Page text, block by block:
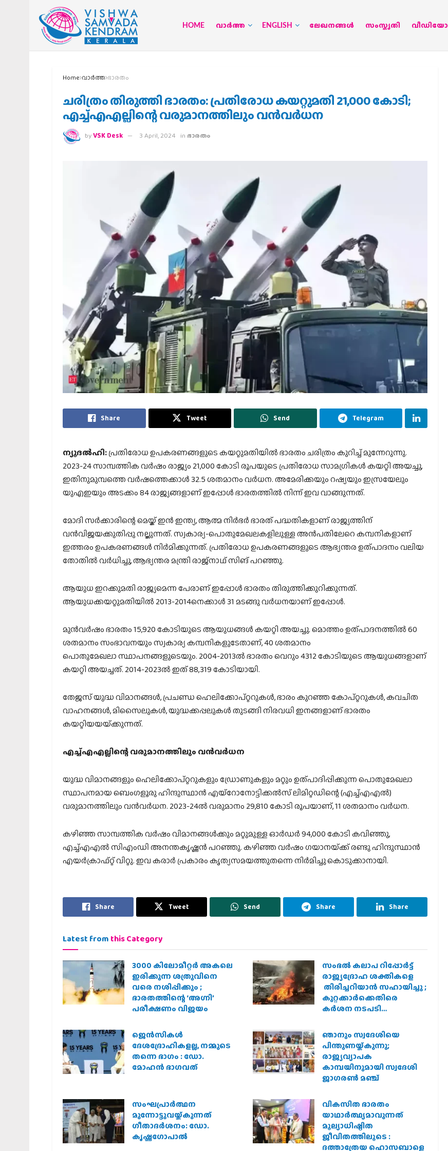
HOME വാര്‍ത്ത ENGLISH ലേഖനങ്ങള്‍ സംസ്കൃതി വീഡിയോ
Home വാര്‍ത്ത ഭാരതം
ചരിത്രം തിരുത്തി ഭാരതം: പ്രതിരോധ കയറ്റുമതി 21,000 കോടി;
എച്ച്എഎല്ലിന്റെ വരുമാനത്തിലും വന്‍വര്‍ധന
byVSK Desk 3 April, 2024 in ഭാരതം
Share Tweet Send Telegram
ന്യൂദല്‍ഹി:പ്രതിരോധ ഉപകരണങ്ങളുടെ കയറ്റുമതിയില്‍ ഭാരതം ചരിത്രം കുറിച്ച് മുന്നേറുന്നു.
2023-24 സാമ്പത്തിക വര്‍ഷം രാജ്യം 21,000 കോടി രൂപയുടെ പ്രതിരോധ സാമഗ്രികള്‍ കയറ്റി അയച്ചു,
ഇതിനുമുമ്പത്തെ വര്‍ഷത്തെക്കാള്‍ 32.5 ശതമാനം വര്‍ധന. അമേരിക്കയും റഷ്യയും ഇസ്രയേലും
യുഎഇയും അടക്കം 84 രാജ്യങ്ങളാണ് ഇപ്പോള്‍ ഭാരതത്തില്‍ നിന്ന് ഇവ വാങ്ങുന്നത്.
മോദി സര്‍ക്കാരിന്റെ മെയ്ക് ഇന്‍ ഇന്ത്യ, ആത്മ നിര്‍ഭര്‍ ഭാരത് പദ്ധതികളാണ് രാജ്യത്തിന്
വന്‍വിജയക്കുതിപ്പു നല്കുന്നത്. സ്വകാര്യ-പൊതുമേഖലകളിലുള്ള അന്‍പതിലേറെ കമ്പനികളാണ്
ഇത്തരം ഉപകരണങ്ങള്‍ നിര്‍മിക്കുന്നത്. പ്രതിരോധ ഉപകരണങ്ങളുടെ ആഭ്യന്തര ഉത്പാദനം വലിയ
തോതില്‍ വര്‍ധിച്ചു, ആഭ്യന്തര മന്ത്രി രാജ്നാഥ് സിങ് പറഞ്ഞു.
ആയുധ ഇറക്കുമതി രാജ്യമെന്ന പേരാണ് ഇപ്പോള്‍ ഭാരതം തിരുത്തിക്കുറിക്കുന്നത്.
ആയുധക്കയറ്റുമതിയില്‍ 2013-2014നെക്കാള്‍ 31 മടങ്ങു വര്‍ധനയാണ് ഇപ്പോള്‍.
മുന്‍വര്‍ഷം ഭാരതം 15,920 കോടിയുടെ ആയുധങ്ങള്‍ കയറ്റി അയച്ചു. മൊത്തം ഉത്പാദനത്തില്‍ 60
ശതമാനം സംഭാവനയും സ്വകാര്യ കമ്പനികളുടേതാണ്, 40 ശതമാനം
പൊതുമേഖലാ സ്ഥാപനങ്ങളുടെയും. 2004-2013ല്‍ ഭാരതം വെറും 4312 കോടിയുടെ ആയുധങ്ങളാണ്
കയറ്റി അയച്ചത്. 2014-2023ല്‍ ഇത് 88,319 കോടിയായി.
തേജസ് യുദ്ധ വിമാനങ്ങള്‍, പ്രചണ്ഡ ഹെലിക്കോപ്റ്ററുകള്‍, ഭാരം കുറഞ്ഞ കോപ്റ്ററുകള്‍, കവചിത
വാഹനങ്ങള്‍, മിസൈലുകള്‍, യുദ്ധക്കപ്പലുകള്‍ തുടങ്ങി നിരവധി ഇനങ്ങളാണ് ഭാരതം
കയറ്റിയയയ്‌ക്കുന്നത്.
എച്ച്എഎല്ലിന്റെ വരുമാനത്തിലും വന്‍വര്‍ധന
യുദ്ധ വിമാനങ്ങളും ഹെലിക്കോപ്റ്ററുകളും ഡ്രോണുകളും മറ്റും ഉത്പാദിപ്പിക്കുന്ന പൊതുമേഖലാ
സ്ഥാപനമായ ബെംഗളൂരു ഹിന്ദുസ്ഥാന്‍ എയ്റോനോട്ടിക്കല്‍സ് ലിമിറ്റഡിന്റെ (എച്ച്എഎല്‍)
വരുമാനത്തിലും വന്‍വര്‍ധന. 2023-24ല്‍ വരുമാനം 29,810 കോടി രൂപയാണ്, 11 ശതമാനം വര്‍ധന.
കഴിഞ്ഞ സാമ്പത്തിക വര്‍ഷം വിമാനങ്ങള്‍ക്കും മറ്റുമുള്ള ഓര്‍ഡര്‍ 94,000 കോടി കവിഞ്ഞു,
എച്ച്എഎല്‍ സിഎംഡി അനന്തകൃഷ്ണന്‍ പറഞ്ഞു. കഴിഞ്ഞ വര്‍ഷം ഗയാനയ്‌ക്ക് രണ്ടു ഹിന്ദുസ്ഥാന്‍
എയര്‍ക്രാഫ്റ്റ് വിറ്റു. ഇവ കരാര്‍ പ്രകാരം കൃത്യസമയത്തുതന്നെ നിര്‍മിച്ചു കൊടുക്കാനായി.
Share Tweet Send Share Share
Latest from this Category
3000 കിലോമീറ്റർ അകലെ
ഇരിക്കുന്ന ശത്രുവിനെ
വരെ നശിപ്പിക്കും ;
ഭാരതത്തിന്റെ ‘അഗ്നി’
പരീക്ഷണം വിജയം
സംഭൽ കലാപ റിപ്പോർട്ട്
രാജ്യദ്രോഹ ശക്തികളെ
തിരിച്ചറിയാൻ സഹായിച്ചു ;
കുറ്റക്കാർക്കെതിരെ
കർശന നടപടി
പരിഷത്ത്
ജെന്‍സികള്‍
ദേശദ്രോഹികളല്ല, നമ്മുടെ
തന്നെ ഭാഗം : ഡോ.
മോഹന്‍ ഭാഗവത്
ഞാനും സ്വദേശിയെ
പിന്തുണയ്ക്കുന്നു;
രാജ്യവ്യാപക
കാമ്പയിനുമായി സ്വദേശി
ജാഗരണ്‍ മഞ്ച്
സംഘപ്രാര്‍ത്ഥന
മുന്നോട്ടുവയ്ക്കുന്നത്
ഗീതാദര്‍ശനം: ഡോ.
കൃഷ്ണഗോപാല്‍
വികസിത ഭാരതം
യാഥാർത്ഥ്യമാവുന്നത്
മൂല്യാധിഷ്ഠിത
ജീവിതത്തിലൂടെ :
ദത്താത്രേയ ഹൊസബാളെ